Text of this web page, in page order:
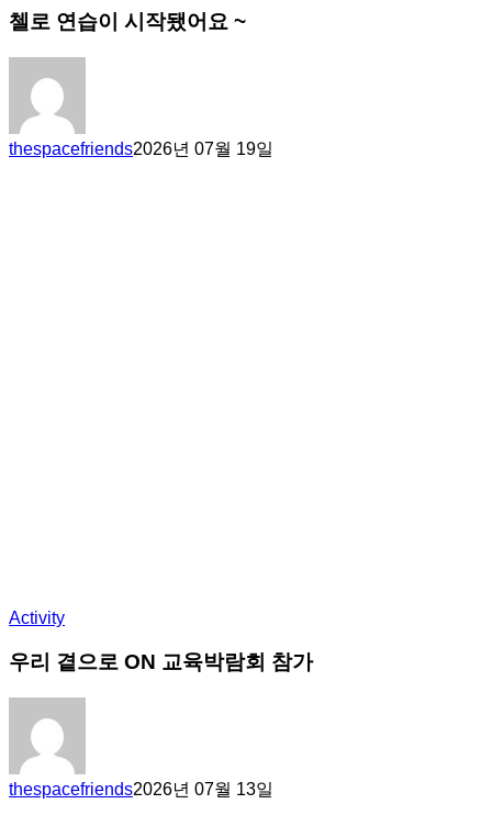
첼로 연습이 시작됐어요 ~
thespacefriends2026년 07월 19일
Activity
우리 곁으로 ON 교육박람회 참가
thespacefriends2026년 07월 13일